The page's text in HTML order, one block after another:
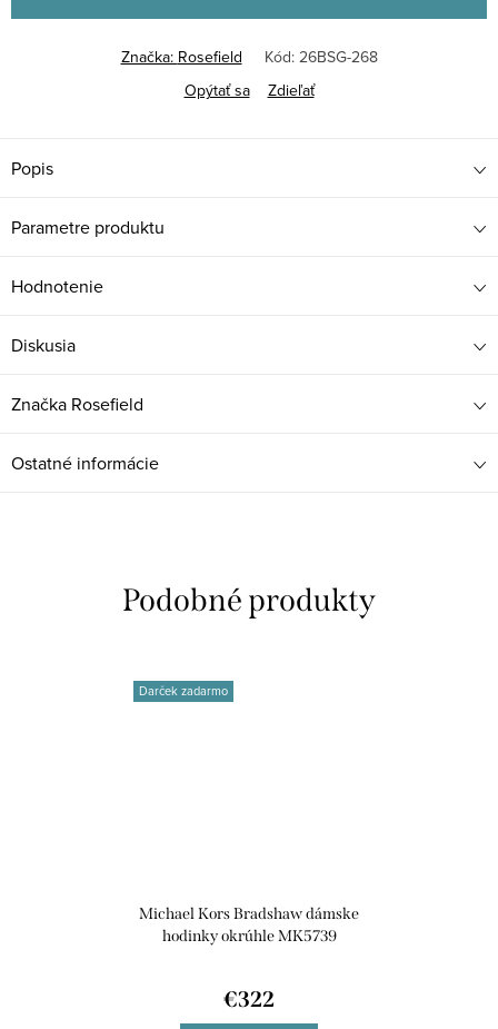
Značka: Rosefield Kód: 26BSG-268
Opýtať sa
Zdieľať
Popis
Parametre produktu
Hodnotenie
Diskusia
Značka Rosefield
Ostatné informácie
Darček zadarmo
Michael Kors Bradshaw dámske
hodinky okrúhle MK5739
€322